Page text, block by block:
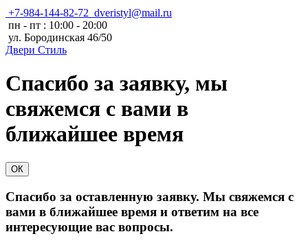
+7-984-144-82-72 dveristyl@mail.ru
пн - пт : 10:00 - 20:00
ул. Бородинская 46/50
Двери Стиль
Спасибо за заявку, мы
свяжемся с вами в
ближайшее время
ОК
Спасибо за оставленную заявку. Мы свяжемся с
вами в ближайшее время и ответим на все
интересующие вас вопросы.